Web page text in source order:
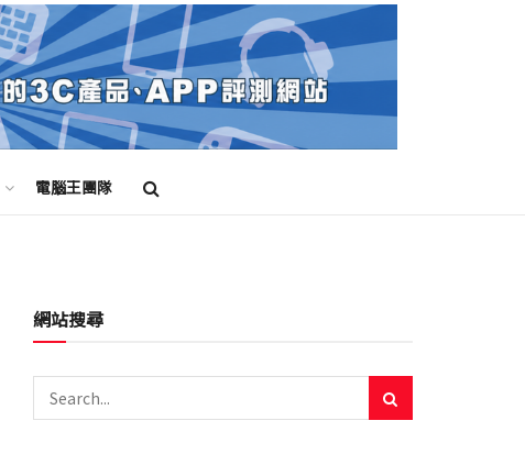
電腦王團隊
網站搜尋